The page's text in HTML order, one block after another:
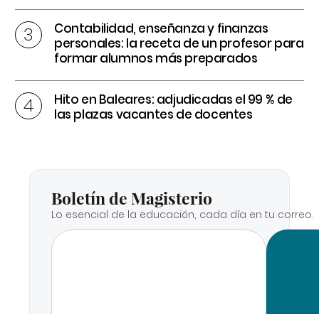
Contabilidad, enseñanza y finanzas
personales: la receta de un profesor para
formar alumnos más preparados
Hito en Baleares: adjudicadas el 99 % de
las plazas vacantes de docentes
Boletín de Magisterio
Lo esencial de la educación, cada día en tu correo.